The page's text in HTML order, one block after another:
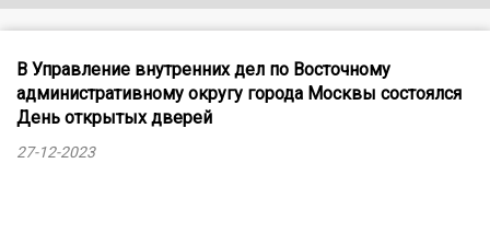
В Управление внутренних дел по Восточному
административному округу города Москвы состоялся
День открытых дверей
27-12-2023